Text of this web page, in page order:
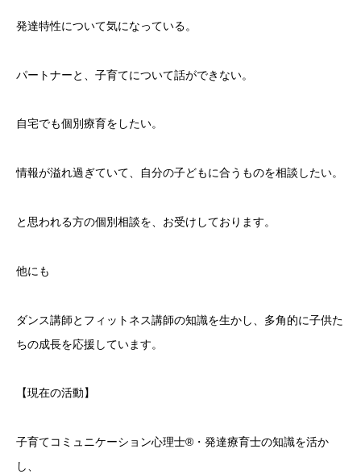
発達特性について気になっている。
パートナーと、子育てについて話ができない。
自宅でも個別療育をしたい。
情報が溢れ過ぎていて、自分の子どもに合うものを相談したい。
と思われる方の個別相談を、お受けしております。
他にも
ダンス講師とフィットネス講師の知識を生かし、多角的に子供た
ちの成長を応援しています。
【現在の活動】
子育てコミュニケーション心理士®️・発達療育士の知識を活か
し、